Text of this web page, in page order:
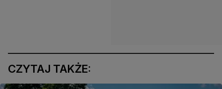
CZYTAJ TAKŻE: